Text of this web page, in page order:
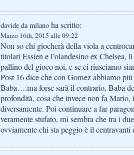
davide da milano ha scritto:
Marzo 16th, 2015 alle 09:22
Non so chi giocherà della viola a
titolari Essien e l’olandesino ex Chelsea,
pallino del gioco noi, e se ci riusciamo
Post 16 dice che con Gomez abbiamo
Baba….ma forse sarà il contrario, Baba
profondità, cosa che invece non fa Mario,
diversamente. Poi continuare a far
veramente stufato, mi sembra che tra i
ovviamente chi sta peggio è il